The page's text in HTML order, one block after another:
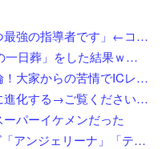
トランプ「人類史上最も有能かつ最強の指導者です」←コイツがイラン如きに右往左往してる理由
VTuberさん、祖母の「家族だけの一日葬」をした結果ｗｗｗｗｗｗｗ
別居中の妻が俺の元教え子と不倫！大家からの苦情でICレコーダーを設置後、協力者に間男を寝取らせて現場写真を確保、面会日にデータを手渡した結果←状況がカオスすぎるだろ
【画像】あのちゃん、あのさんに進化する→ご覧くださいw w w w w w w w
パーイケメンだった
【アークナイツ】Cutiesシリーズ「アンジェリーナ」「テキーラ」デフォルメフィギュア【彩色原型公開】